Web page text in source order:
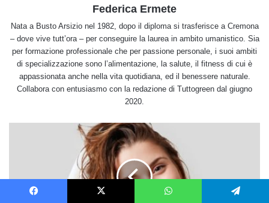
Federica Ermete
Nata a Busto Arsizio nel 1982, dopo il diploma si trasferisce a Cremona
– dove vive tutt’ora – per conseguire la laurea in ambito umanistico. Sia
per formazione professionale che per passione personale, i suoi ambiti
di specializzazione sono l’alimentazione, la salute, il fitness di cui è
appassionata anche nella vita quotidiana, ed il benessere naturale.
Collabora con entusiasmo con la redazione di Tuttogreen dal giugno
2020.
per